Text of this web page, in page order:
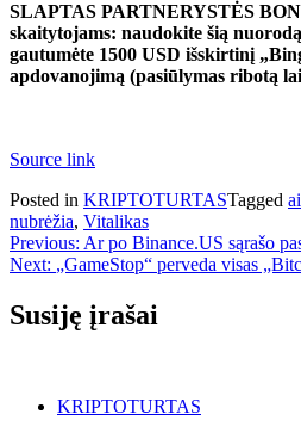
SLAPTAS PARTNERYSTĖS
skaitytojams: naudokite šią
gautumėte 1500 USD išskirtinį
apdovanojimą (pasiūlymas ribotą
Source link
Posted in KRIPTOTURTASTagged
nubrėžia, Vitalikas
Navigacija
tarp
įrašų
Previous: Ar po Binance.US sąrašo
Next: „GameStop“ perveda visas
Susiję įrašai
KRIPTOTURTAS